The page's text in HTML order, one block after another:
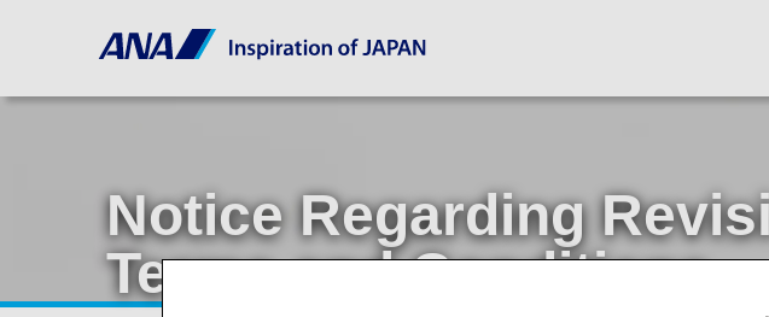
Notice Regarding
Terms and Conditions